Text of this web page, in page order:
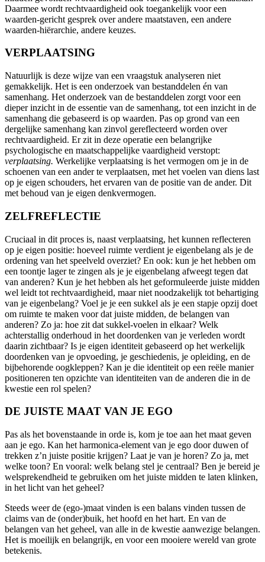
Daarmee wordt rechtvaardigheid ook toegankelijk voor een
waarden-gericht gesprek over andere maatstaven, een andere
waarden-hiërarchie, andere keuzes.
VERPLAATSING
Natuurlijk is deze wijze van een vraagstuk analyseren niet
gemakkelijk. Het is een onderzoek van bestanddelen én van
samenhang. Het onderzoek van de bestanddelen zorgt voor een
dieper inzicht in de essentie van de samenhang, tot een inzicht in de
samenhang die gebaseerd is op waarden. Pas op grond van een
dergelijke samenhang kan zinvol gereflecteerd worden over
rechtvaardigheid. Er zit in deze operatie een belangrijke
psychologische en maatschappelijke vaardigheid verstopt:
verplaatsing. Werkelijke verplaatsing is het vermogen om je in de
schoenen van een ander te verplaatsen, met het voelen van diens last
op je eigen schouders, het ervaren van de positie van de ander. Dit
met behoud van je eigen denkvermogen.
ZELFREFLECTIE
Cruciaal in dit proces is, naast verplaatsing, het kunnen reflecteren
op je eigen positie: hoeveel ruimte verdient je eigenbelang als je de
ordening van het speelveld overziet? En ook: kun je het hebben om
een toontje lager te zingen als je je eigenbelang afweegt tegen dat
van anderen? Kun je het hebben als het geformuleerde juiste midden
wel leidt tot rechtvaardigheid, maar niet noodzakelijk tot behartiging
van je eigenbelang? Voel je je een sukkel als je een stapje opzij doet
om ruimte te maken voor dat juiste midden, de belangen van
anderen? Zo ja: hoe zit dat sukkel-voelen in elkaar? Welk
achterstallig onderhoud in het doordenken van je verleden wordt
daarin zichtbaar? Is je eigen identiteit gebaseerd op het werkelijk
doordenken van je opvoeding, je geschiedenis, je opleiding, en de
bijbehorende oogkleppen? Kan je die identiteit op een reële manier
positioneren ten opzichte van identiteiten van de anderen die in de
kwestie een rol spelen?
DE JUISTE MAAT VAN JE EGO
Pas als het bovenstaande in orde is, kom je toe aan het maat geven
aan je ego. Kan het harmonica-element van je ego door duwen of
trekken z’n juiste positie krijgen? Laat je van je horen? Zo ja, met
welke toon? En vooral: welk belang stel je centraal? Ben je bereid je
welsprekendheid te gebruiken om het juiste midden te laten klinken,
in het licht van het geheel?
Steeds weer de (ego-)maat vinden is een balans vinden tussen de
claims van de (onder)buik, het hoofd en het hart. En van de
belangen van het geheel, van alle in de kwestie aanwezige belangen.
Het is moeilijk en belangrijk, en voor een mooiere wereld van grote
betekenis.